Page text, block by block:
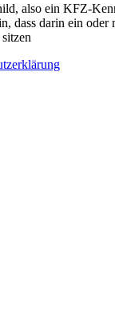
also ein KFZ-
dass darin ein oder